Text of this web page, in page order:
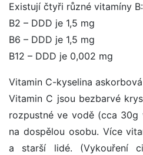
Existují čtyři různé vitamíny
B2 – DDD je 1,5 mg
B6 – DDD je 1,5 mg
B12 – DDD je 0,002 mg
Vitamin C-kyselina askorbová
Vitamin C jsou bezbarvé
rozpustné ve vodě (cca 30g
na dospělou osobu. Více
a starší lidé. (Vykouření